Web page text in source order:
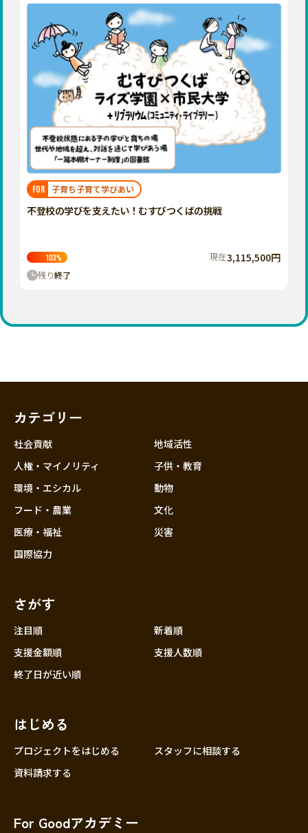
関東
神奈川
石川
近畿
中国
長野
岐阜 静岡 愛知
三重 滋賀 京都 大阪
兵庫
奈良
和歌山
島根 岡山 広島 山口
徳島 香川 愛媛 高知
九州・沖縄
福岡 佐賀 長崎
宮崎
鹿児島
FOR 子育ち子育て学びあい
不登校の学びを支えたい！むすびつくばの挑戦
103% 現在3,115,500円
残り終了
カテゴリー
社会貢献
人権・マイノリティ
環境・エシカル
フード・農業
医療・福祉
国際協力
地域活性
子供・教育
動物
文化
災害
さがす
注目順
新着順
支援金額順
支援人数順
終了日が近い順
はじめる
プロジェクトをはじめる
スタッフに相談する
資料請求する
For Goodアカデミー